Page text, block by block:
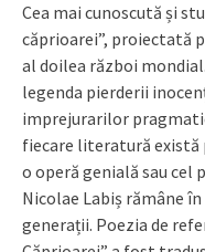
Cea mai cunoscută și
căprioarei”, proiectată
al doilea război
legenda pierderii
imprejurarilor
fiecare literatură există
o operă genială sau
Nicolae Labiș rămâne
generații. Poezia de